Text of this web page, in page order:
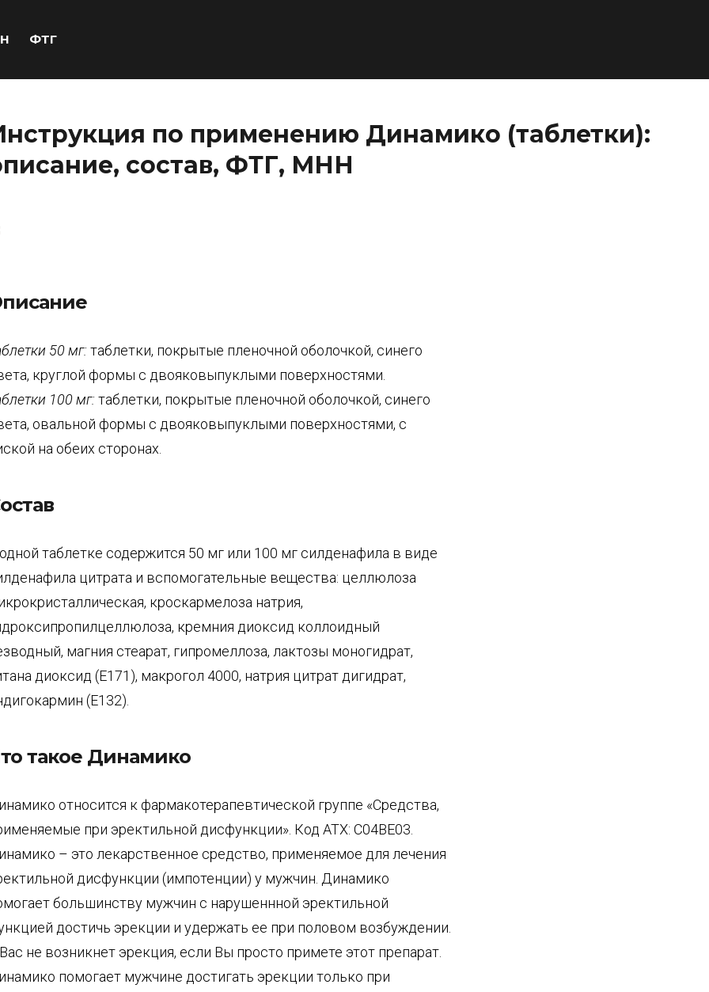
ФТГ
по применению Динамико (таблетки):
состав, ФТГ, МНН
50 мг: таблетки, покрытые пленочной оболочкой, синего
круглой формы с двояковыпуклыми поверхностями.
100 мг: таблетки, покрытые пленочной оболочкой, синего
овальной формы с двояковыпуклыми поверхностями, с
на обеих сторонах.
таблетке содержится 50 мг или 100 мг силденафила в виде
цитрата и вспомогательные вещества: целлюлоза
кроскармелоза натрия,
кремния диоксид коллоидный
магния стеарат, гипромеллоза, лактозы моногидрат,
диоксид (Е171), макрогол 4000, натрия цитрат дигидрат,
(Е132).
такое Динамико
относится к фармакотерапевтической группе «Средства,
при эректильной дисфункции». Код ATX: С04ВЕ03.
– это лекарственное средство, применяемое для лечения
дисфункции (импотенции) у мужчин. Динамико
большинству мужчин с нарушеннной эректильной
достичь эрекции и удержать ее при половом возбуждении.
не возникнет эрекция, если Вы просто примете этот препарат.
помогает мужчине достигать эрекции только при